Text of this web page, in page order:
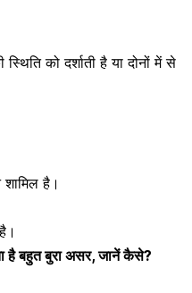
को दर्शाती है या दोनों में से
है।
है बहुत बुरा असर, जानें कैसे?